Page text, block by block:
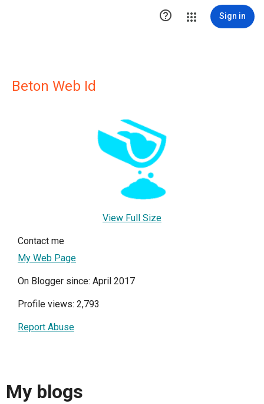
 Sign in
Beton Web Id
View Full Size
Contact me
My Web Page
On Blogger since: April 2017
Profile views: 2,793
Report Abuse
My blogs